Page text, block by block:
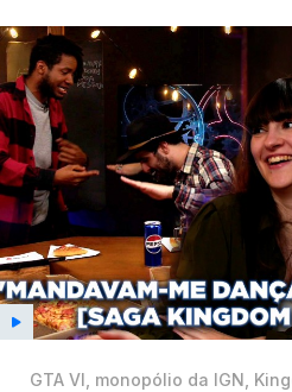
GTA VI, monopólio da IGN,